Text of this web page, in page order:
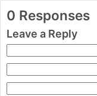
0 Responses
Leave a Reply